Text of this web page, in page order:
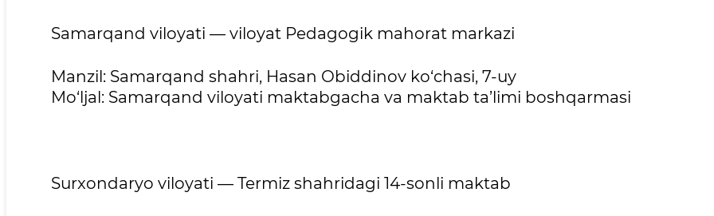
Samarqand viloyati — viloyat Pedagogik mahorat markazi
Manzil: Samarqand shahri, Hasan Obiddinov ko‘chasi, 7-uy
Mo‘ljal: Samarqand viloyati maktabgacha va maktab ta’limi boshqarmasi
Surxondaryo viloyati — Termiz shahridagi 14-sonli maktab